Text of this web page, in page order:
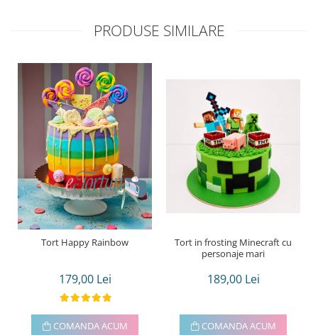
PRODUSE SIMILARE
Tort Happy Rainbow
179,00 Lei
COMANDA ACUM
Tort in frosting Minecraft cu
personaje mari
189,00 Lei
COMANDA ACUM